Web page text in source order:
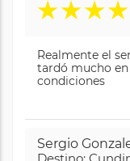
★★★★
Realmente el
tardó mucho
condiciones
Sergio
Destino: